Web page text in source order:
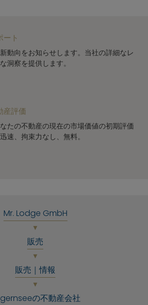
ート
動向をお知らせします。当社の詳細なレ
洞察を提供します。
産評価
たの不動産の現在の市場価値の初期評価
速、拘束力なし、無料。
Mr. Lodge GmbH
販売
販売｜情報
の不動産会社